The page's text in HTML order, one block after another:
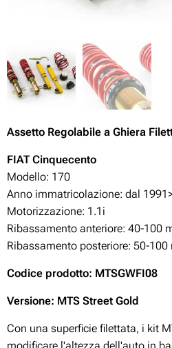
Assetto Regolabile a Ghiera
FIAT Cinquecento
Modello: 170
Anno immatricolazione: dal
Motorizzazione: 1.1i
Ribassamento anteriore: 40-100
Ribassamento posteriore: 50-100
Codice prodotto: MTSGWFI08
Versione: MTS Street Gold
Con una superficie filettata, i kit